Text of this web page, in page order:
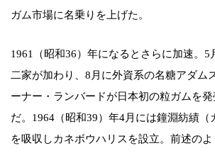
ガム市場に名乗りを上げた。
1961（昭和36）年になるとさらに加速。5
二家が加わり、8月に外資系の名糖アダム
ーナー・ランバードが日本初の粒ガムを
だ。1964（昭和39）年4月には鐘淵紡績（
を吸収しカネボウハリスを設立。前述の